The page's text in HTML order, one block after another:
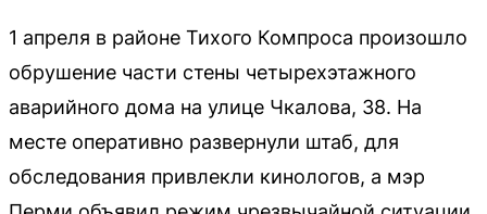
1 апреля в районе Тихого Компроса произошло
обрушение части стены четырехэтажного
аварийного дома на улице Чкалова, 38. На
месте оперативно развернули штаб, для
обследования привлекли кинологов, а мэр